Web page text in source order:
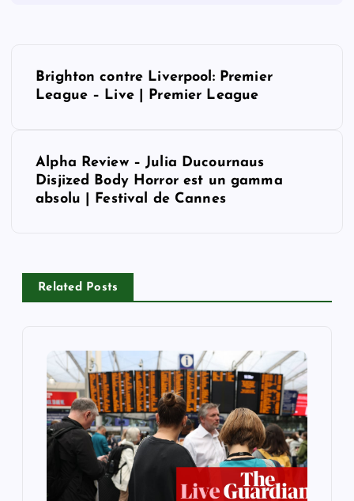
v
Brighton contre Liverpool: Premier
League – Live | Premier League
Alpha Review – Julia Ducournaus
Disjized Body Horror est un gamma
absolu | Festival de Cannes
Related Posts